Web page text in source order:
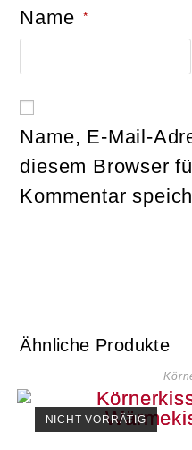
Name *
Name, E-Mail-
diesem Browser
Kommentar
Ähnliche Produkte
NICHT VORRÄTIG